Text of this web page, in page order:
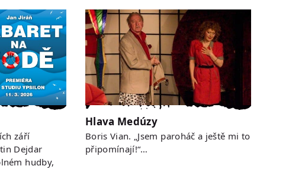
září
Dejdar
hudby,
Hlava Medúzy
Boris Vian. „Jsem paroháč a ještě mi to
připomínají!“…